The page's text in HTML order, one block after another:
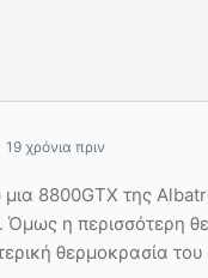
19 χρόνια πριν
8800GTX της
Όμως η περισσότερη
θερμοκρασία του